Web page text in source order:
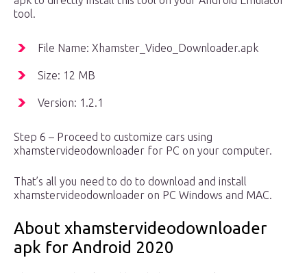
tool.
File Name: Xhamster_Video_Downloader.apk
Size: 12 MB
Version: 1.2.1
Step 6 – Proceed to customize cars using
xhamstervideodownloader for PC on your computer.
That’s all you need to do to download and install
xhamstervideodownloader on PC Windows and MAC.
About xhamstervideodownloader
apk for Android 2020